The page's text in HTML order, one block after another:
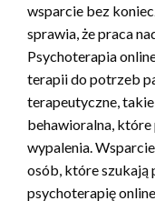
wsparcie bez
sprawia, że praca
Psychoterapia
terapii do potrzeb
terapeutyczne,
behawioralna,
wypalenia.
osób, które szukają
psychoterapię